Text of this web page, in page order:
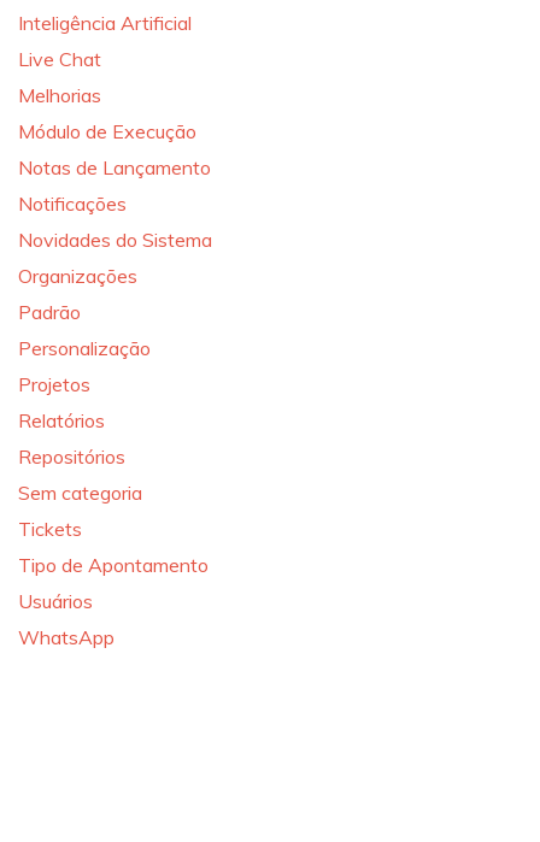
Inteligência Artificial
Live Chat
Melhorias
Módulo de Execução
Notas de Lançamento
Notificações
Novidades do Sistema
Organizações
Padrão
Personalização
Projetos
Relatórios
Repositórios
Sem categoria
Tickets
Tipo de Apontamento
Usuários
WhatsApp